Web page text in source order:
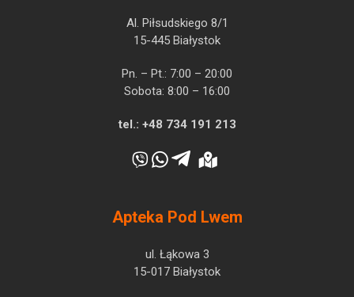
Al. Piłsudskiego 8/1
15-445 Białystok
Pn. – Pt.: 7:00 – 20:00
Sobota: 8:00 – 16:00
tel.: +48 734 191 213
Apteka Pod Lwem
ul. Łąkowa 3
15-017 Białystok